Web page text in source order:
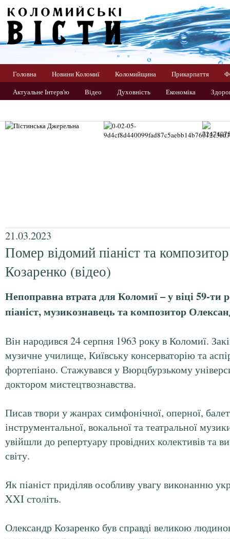
Головна Новини Коломиї Коломийщина Прикарпаття
Актуальне Інтерв'ю
Відео Духовність Економіка
21.03.2023
Помер відомий піаніст та
Козаренко (відео)
Непоправна втрата для Коломиї – у віці 59-ти
піаніст, музикознавець та композитор
Він народився 24 серпня 1963 року в Коломиї.
музичне училище, Київську консерваторію та
фортепіано. Стажувався у Вюрцбурзькому
доктором мистецтвознавства.
Писав твори у жанрах симфонічної, оперної,
інструментальної, вокальної та театральної
увійшли до репертуару провідних колективів та
світу.
Як піаніст приділяв особливу увагу виконанню
XXI століть.
Олександр Козаренко був справді великою